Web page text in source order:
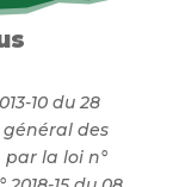
10 du 28
général des
par la loi n°